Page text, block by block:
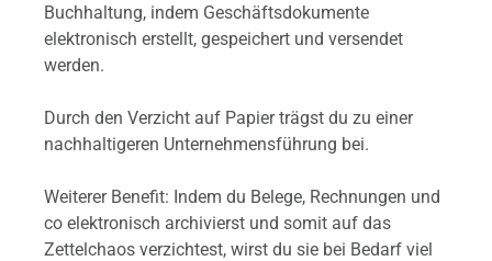
Buchhaltung, indem Geschäftsdokumente
elektronisch erstellt, gespeichert und versendet
werden.
Durch den Verzicht auf Papier trägst du zu einer
nachhaltigeren Unternehmensführung bei.
Weiterer Benefit: Indem du Belege, Rechnungen und
co elektronisch archivierst und somit auf das
Zettelchaos verzichtest, wirst du sie bei Bedarf viel